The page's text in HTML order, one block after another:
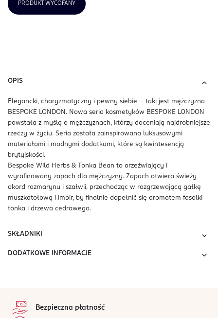
PRODUKT WYCOFANY
OPIS
Elegancki, charyzmatyczny i pewny siebie - taki jest mężczyzna
BESPOKE LONDON. Nowa seria kosmetyków BESPOKE LONDON
powstała z myślą o mężczyznach, którzy doceniają najdrobniejsze
rzeczy w życiu. Seria została zainspirowana luksusowymi
materiałami i modnymi dodatkami, które są kwintesencją
brytyjskości.
Bespoke Wild Herbs & Tonka Bean to orzeźwiający i
wyrafinowany zapach dla mężczyzny. Zapach otwiera świeży
akord rozmarynu i szałwii, przechodząc w rozgrzewającą gałkę
muszkatołową i imbir, by finalnie dopełnić się aromatem fasolki
tonka i drzewa cedrowego.
SKŁADNIKI
DODATKOWE INFORMACJE
Bezpieczna płatność